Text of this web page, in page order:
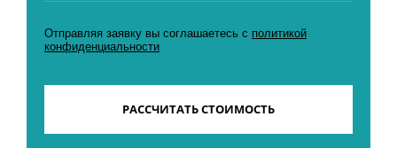
Отправляя заявку вы соглашаетесь с политикой
конфиденциальности
РАССЧИТАТЬ СТОИМОСТЬ